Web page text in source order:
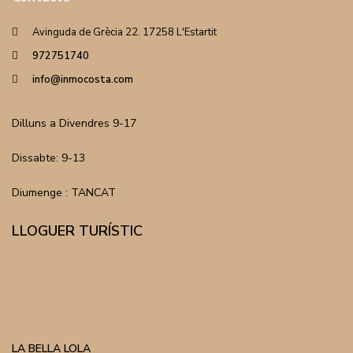
Avinguda de Grècia 22. 17258 L'Estartit
972751740
info@inmocosta.com
Dilluns a Divendres 9-17
Dissabte: 9-13
Diumenge : TANCAT
LLOGUER TURÍSTIC
LA BELLA LOLA